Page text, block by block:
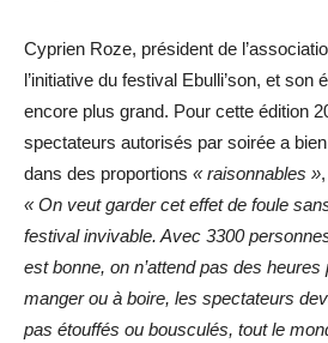
Cyprien Roze, président de
l’initiative du festival Ebulli’son, et son
encore plus grand. Pour cette édition
spectateurs autorisés par soirée a
dans des proportions « raisonnables »
« On veut garder cet effet de foule
festival invivable. Avec 3300
est bonne, on n’attend pas des
manger ou à boire, les spectateurs
pas étouffés ou bousculés, tout le